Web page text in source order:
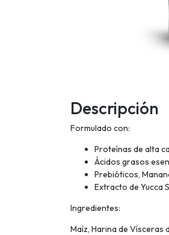
Descripción
Formulado con:
Proteínas de alta
Ácidos grasos
Prebióticos,
Extracto de Yucca
Ingredientes:
Maíz, Harina de Vísceras